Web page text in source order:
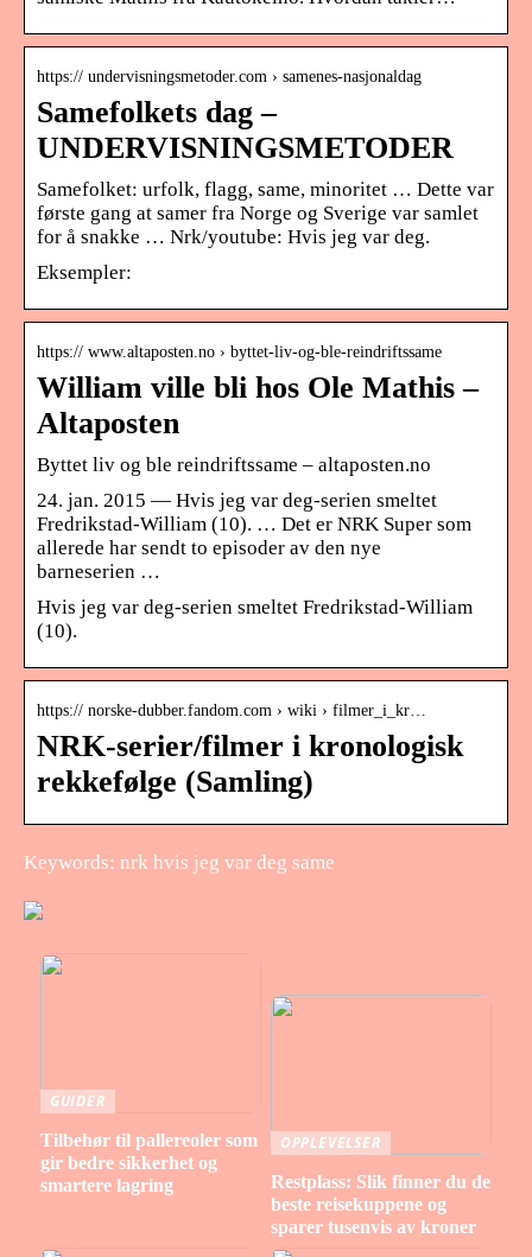
https:// undervisningsmetoder.com › samenes-nasjonaldag
Samefolkets dag –
UNDERVISNINGSMETODER
Samefolket: urfolk, flagg, same, minoritet … Dette var
første gang at samer fra Norge og Sverige var samlet
for å snakke … Nrk/youtube: Hvis jeg var deg.
Eksempler:
https:// www.altaposten.no › byttet-liv-og-ble-reindriftssame
William ville bli hos Ole Mathis –
Altaposten
Byttet liv og ble reindriftssame – altaposten.no
24. jan. 2015 — Hvis jeg var deg-serien smeltet
Fredrikstad-William (10). … Det er NRK Super som
allerede har sendt to episoder av den nye
barneserien …
Hvis jeg var deg-serien smeltet Fredrikstad-William
(10).
https:// norske-dubber.fandom.com › wiki › filmer_i_kr…
NRK-serier/filmer i kronologisk
rekkefølge (Samling)
Keywords: nrk hvis jeg var deg same
GUIDER
Tilbehør til pallereoler som
gir bedre sikkerhet og
smartere lagring
OPPLEVELSER
Restplass: Slik finner du de
beste reisekuppene og
sparer tusenvis av kroner